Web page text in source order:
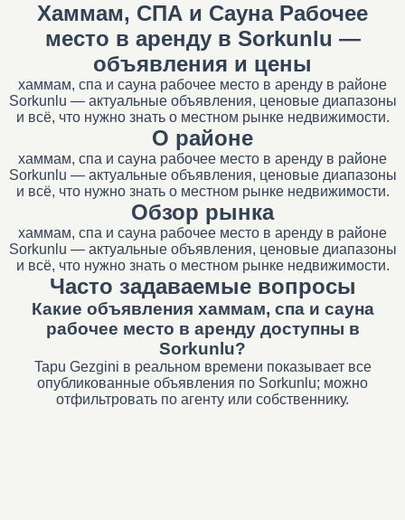
Хаммам, СПА и Сауна Рабочее
место в аренду в Sorkunlu —
объявления и цены
хаммам, спа и сауна рабочее место в аренду в районе
Sorkunlu — актуальные объявления, ценовые диапазоны
и всё, что нужно знать о местном рынке недвижимости.
О районе
хаммам, спа и сауна рабочее место в аренду в районе
Sorkunlu — актуальные объявления, ценовые диапазоны
и всё, что нужно знать о местном рынке недвижимости.
Обзор рынка
хаммам, спа и сауна рабочее место в аренду в районе
Sorkunlu — актуальные объявления, ценовые диапазоны
и всё, что нужно знать о местном рынке недвижимости.
Часто задаваемые вопросы
Какие объявления хаммам, спа и сауна
рабочее место в аренду доступны в
Sorkunlu?
Tapu Gezgini в реальном времени показывает все
опубликованные объявления по Sorkunlu; можно
отфильтровать по агенту или собственнику.